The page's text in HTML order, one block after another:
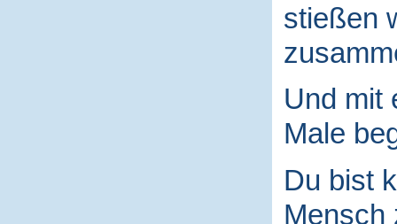
stießen
Und mit
Male
Du bist
Mensch